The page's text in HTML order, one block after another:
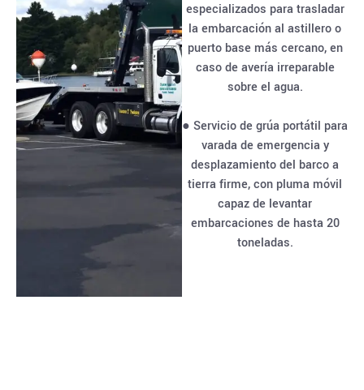
especializados para trasladar
la embarcación al astillero o
puerto base más cercano, en
caso de avería irreparable
sobre el agua.
● Servicio de grúa portátil para
varada de emergencia y
desplazamiento del barco a
tierra firme, con pluma móvil
capaz de levantar
embarcaciones de hasta 20
toneladas.